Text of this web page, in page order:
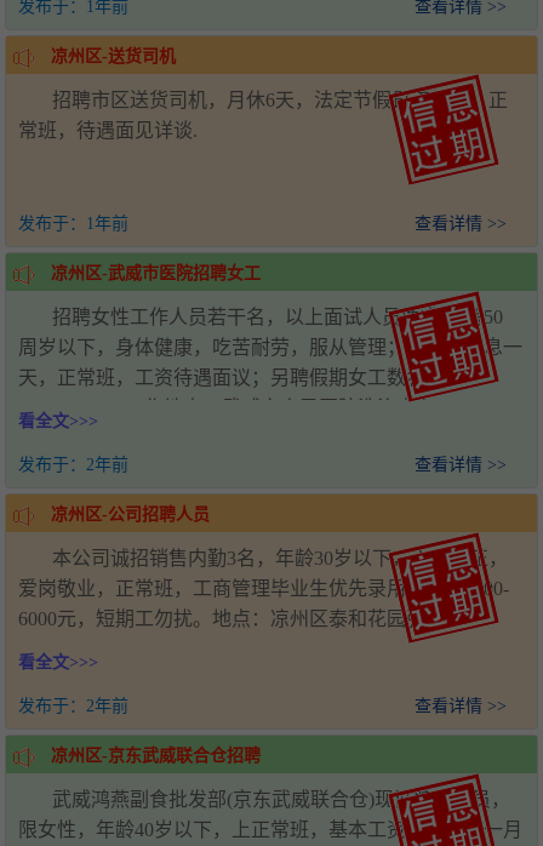
发布于： 1年前 查看详情 >>
凉州区-送货司机
招聘市区送货司机，月休6天，法定节假日正常休，正
常班，待遇面见详谈.
发布于： 1年前 查看详情 >>
凉州区-武威市医院招聘女工
招聘女性工作人员若干名，以上面试人员要求:年龄50
周岁以下，身体健康，吃苦耐劳，服从管理；每周日休息一
天，正常班，工资待遇面议；另聘假期女工数名。
18219855900工作地点：武威市人民医院洗涤中心
看全文>>>
发布于： 2年前 查看详情 >>
凉州区-公司招聘人员
本公司诚招销售内勤3名，年龄30岁以下，人品端正，
爱岗敬业，正常班，工商管理毕业生优先录用，工资3000-
6000元，短期工勿扰。地点：凉州区泰和花园张总
18219956953
看全文>>>
发布于： 2年前 查看详情 >>
凉州区-京东武威联合仓招聘
武威鸿燕副食批发部(京东武威联合仓)现诚聘配货员，
限女性，年龄40岁以下，上正常班，基本工资加提成，一月